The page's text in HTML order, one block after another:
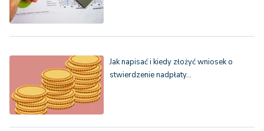
Jak napisać i kiedy złożyć wniosek o
stwierdzenie nadpłaty…